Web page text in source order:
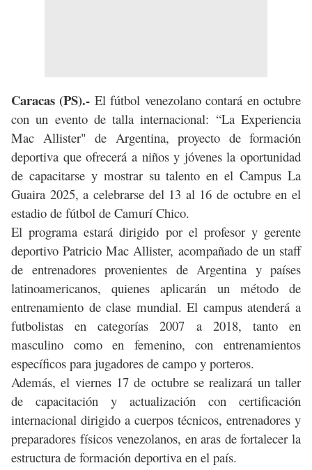
Caracas (PS).- El fútbol venezolano contará en octubre
con un evento de talla internacional: “La Experiencia
Mac Allister" de Argentina, proyecto de formación
deportiva que ofrecerá a niños y jóvenes la oportunidad
de capacitarse y mostrar su talento en el Campus La
Guaira 2025, a celebrarse del 13 al 16 de octubre en el
estadio de fútbol de Camurí Chico.
El programa estará dirigido por el profesor y gerente
deportivo Patricio Mac Allister, acompañado de un staff
de entrenadores provenientes de Argentina y países
latinoamericanos, quienes aplicarán un método de
entrenamiento de clase mundial. El campus atenderá a
futbolistas en categorías 2007 a 2018, tanto en
masculino como en femenino, con entrenamientos
específicos para jugadores de campo y porteros.
Además, el viernes 17 de octubre se realizará un taller
de capacitación y actualización con certificación
internacional dirigido a cuerpos técnicos, entrenadores y
preparadores físicos venezolanos, en aras de fortalecer la
estructura de formación deportiva en el país.